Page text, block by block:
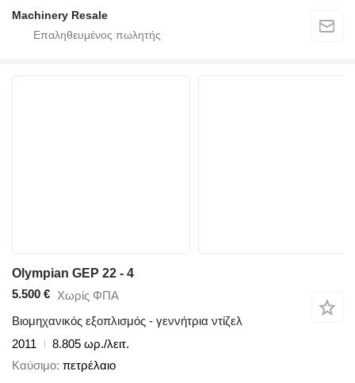
Machinery Resale
Olympian GEP 22 - 4
5.500 € Χωρίς ΦΠΑ
Βιομηχανικός εξοπλισμός - γεννήτρια ντίζελ
2011
8.805 ωρ./λειτ.
Καύσιμο πετρέλαιο